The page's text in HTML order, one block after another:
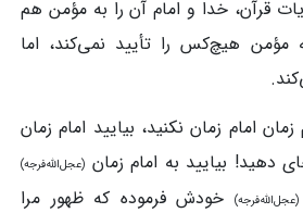
قرآن، خدا و امام آن را به مؤمن هم
هیچ‌کس را تأیید نمی‌کند، اما
امام زمان نکنید، بیایید امام زمان
دهید! بیایید به امام زمان (عجل‌الله‌فرجه)
(عجل‌الله‌فرجه)
خودش فرموده که ظهور مرا